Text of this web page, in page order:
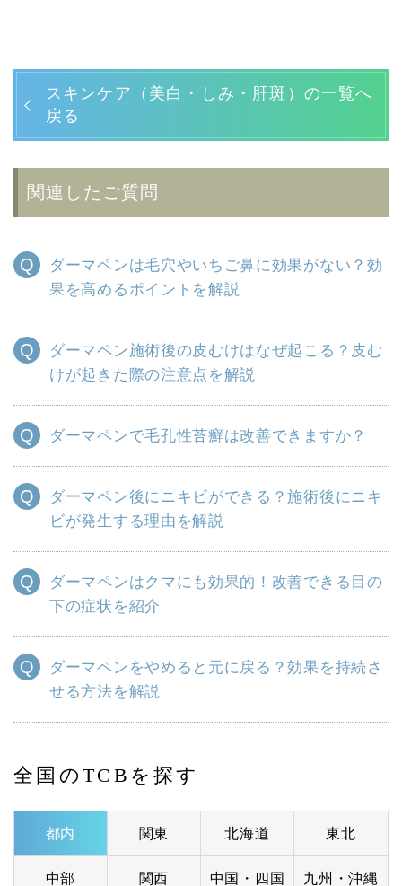
スキンケア（美白・しみ・肝斑）の一覧へ
戻る
関連したご質問
ダーマペンは毛穴やいちご鼻に効果がない？効
果を高めるポイントを解説
ダーマペン施術後の皮むけはなぜ起こる？皮む
けが起きた際の注意点を解説
ダーマペンで毛孔性苔癬は改善できますか？
ダーマペン後にニキビができる？施術後にニキ
ビが発生する理由を解説
ダーマペンはクマにも効果的！改善できる目の
下の症状を紹介
ダーマペンをやめると元に戻る？効果を持続さ
せる方法を解説
全国のTCBを探す
都内 関東 北海道 東北
中部 関西 中国・四国 九州・沖縄